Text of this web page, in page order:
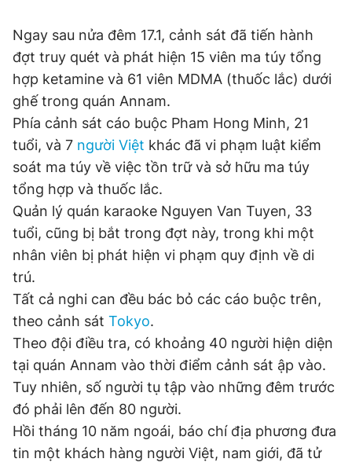
Thông tin tòa soạn Liên hệ quảng cáo
Đọc Thanh Niên trên điện thoại
Theo dõi báo trên
Hotline
0906 645 777
Liên hệ quảng cáo
Đặt báo Quảng cáo RSS Tòa soạn Chính sách bảo
Tổng biên tập: Nguyễn Ngọc Toàn
Phó tổng biên tập thường trực: Hải Thành
Phó tổng biên tập: Lâm Hiếu Dũng
Phó tổng biên tập: Trần Việt Hưng
Tổng thư ký tòa soạn: Đức Trung
Ngay sau nửa đêm 17.1, cảnh sát đã tiến hành
đợt truy quét và phát hiện 15 viên ma túy tổng
hợp ketamine và 61 viên MDMA (thuốc lắc) dưới
ghế trong quán Annam.
Phía cảnh sát cáo buộc Pham Hong Minh, 21
tuổi, và 7 người Việt khác đã vi phạm luật kiểm
soát ma túy về việc tồn trữ và sở hữu ma túy
tổng hợp và thuốc lắc.
Quản lý quán karaoke Nguyen Van Tuyen, 33
tuổi, cũng bị bắt trong đợt này, trong khi một
nhân viên bị phát hiện vi phạm quy định về di
trú.
Tất cả nghi can đều bác bỏ các cáo buộc trên,
theo cảnh sát Tokyo.
Theo đội điều tra, có khoảng 40 người hiện diện
tại quán Annam vào thời điểm cảnh sát ập vào.
Tuy nhiên, số người tụ tập vào những đêm trước
đó phải lên đến 80 người.
Hồi tháng 10 năm ngoái, báo chí địa phương đưa
tin một khách hàng người Việt, nam giới, đã tử